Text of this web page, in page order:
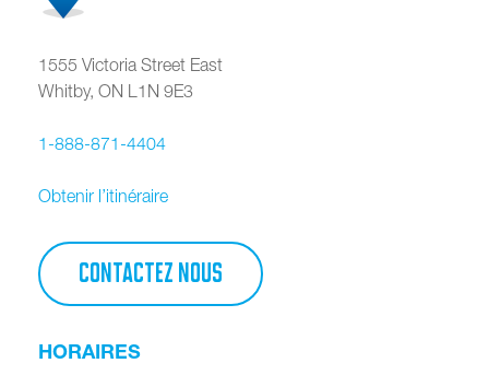
1555 Victoria Street East
Whitby, ON L1N 9E3
1-888-871-4404
Obtenir l’itinéraire
CONTACTEZ NOUS
HORAIRES